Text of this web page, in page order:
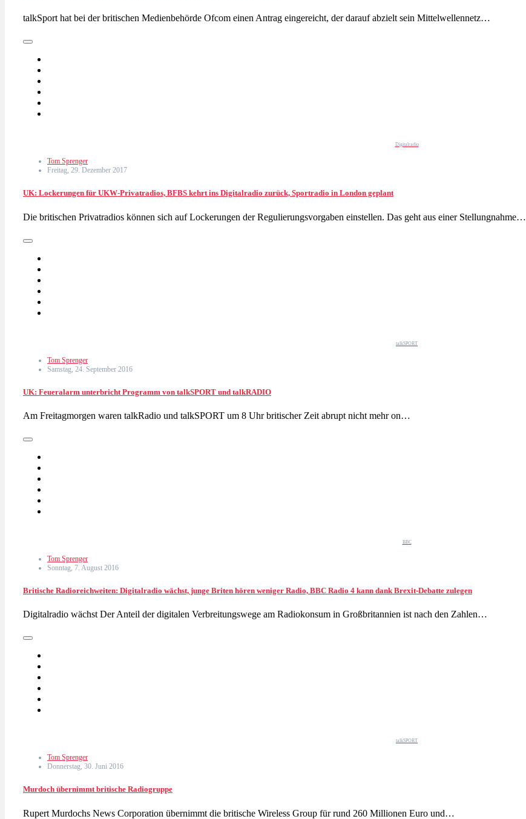
talkSport hat bei der britischen Medienbehörde Ofcom einen Antrag eingereicht, der darauf abzielt sein Mittelwellennetz…
Digitalradio
Tom Sprenger
Freitag, 29. Dezember 2017
UK: Lockerungen für UKW-Privatradios, BFBS kehrt ins Digitalradio zurück, Sportradio in London geplant
Die britischen Privatradios können sich auf Lockerungen der Regulierungsvorgaben einstellen. Das geht aus einer Stellungnahme…
talkSPORT
Tom Sprenger
Samstag, 24. September 2016
UK: Feueralarm unterbricht Programm von talkSPORT und talkRADIO
Am Freitagmorgen waren talkRadio und talkSPORT um 8 Uhr britischer Zeit abrupt nicht mehr on…
BBC
Tom Sprenger
Sonntag, 7. August 2016
Britische Radioreichweiten: Digitalradio wächst, junge Briten hören weniger Radio, BBC Radio 4 kann dank Brexit-Debatte zulegen
Digitalradio wächst Der Anteil der digitalen Verbreitungswege am Radiokonsum in Großbritannien ist nach den Zahlen…
talkSPORT
Tom Sprenger
Donnerstag, 30. Juni 2016
Murdoch übernimmt britische Radiogruppe
Rupert Murdochs News Corporation übernimmt die britische Wireless Group für rund 260 Millionen Euro und…